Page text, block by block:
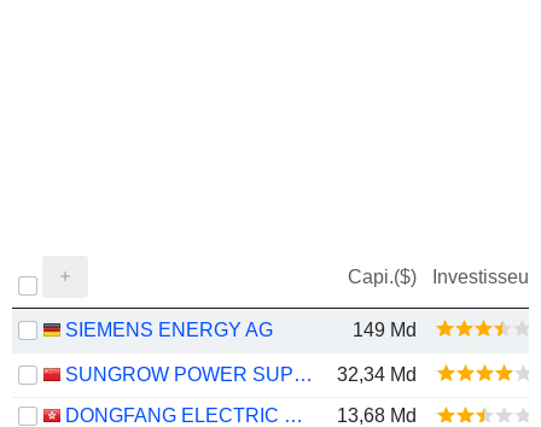
Capi.($) Investisseur
SIEMENS ENERGY AG 149 Md
SUNGROW POWER SUPPLY CO., LTD.
32,34 Md
DONGFANG ELECTRIC CORPORATION LIMITED
13,68 Md